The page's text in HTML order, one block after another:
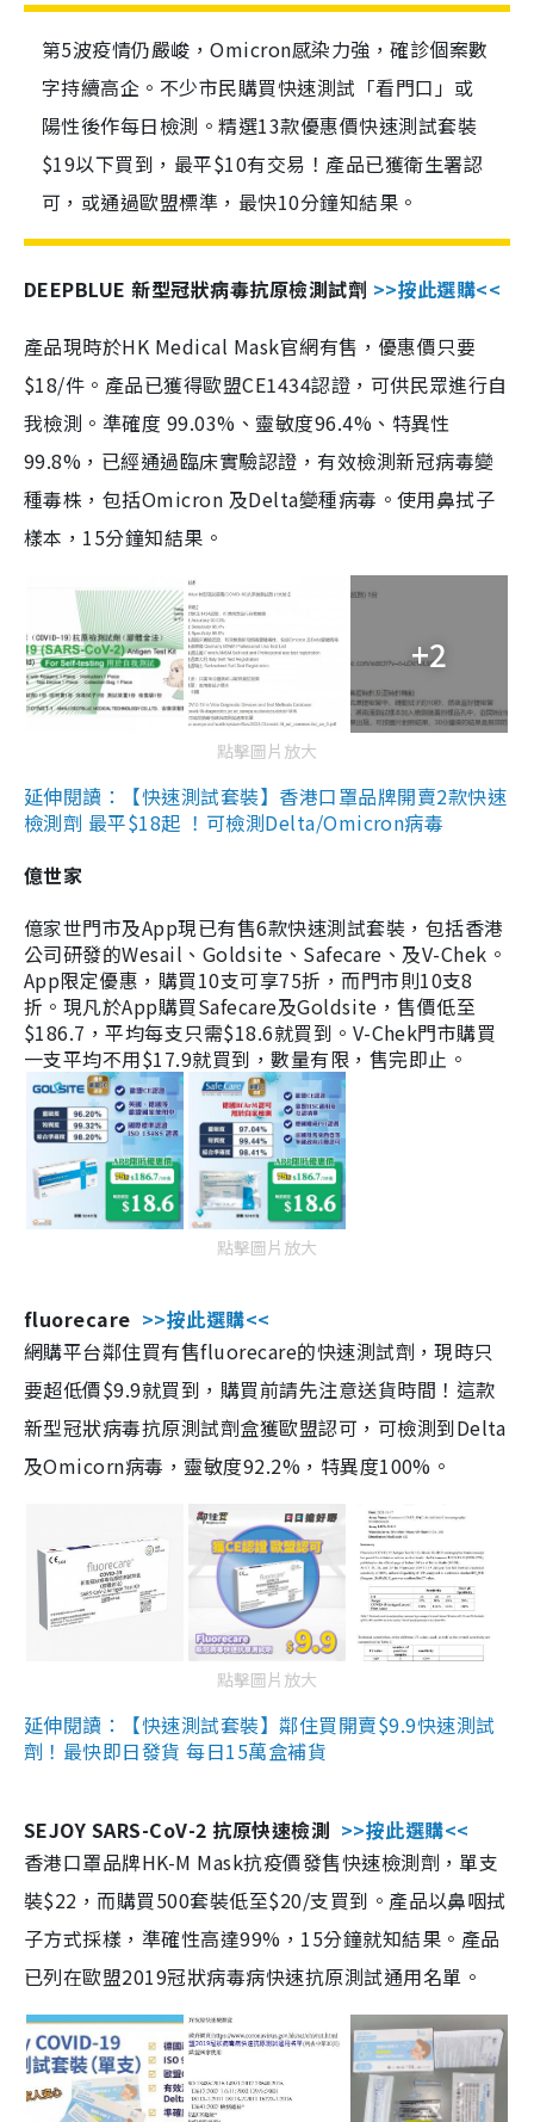
第5波疫情仍嚴峻，Omicron感染力強，確診個案數
字持續高企。不少市民購買快速測試「看門口」或
陽性後作每日檢測。精選13款優惠價快速測試套裝
$19以下買到，最平$10有交易！產品已獲衛生署認
可，或通過歐盟標準，最快10分鐘知結果。
DEEPBLUE 新型冠狀病毒抗原檢測試劑 >>按此選購<<
產品現時於HK Medical Mask官網有售，優惠價只要
$18/件。產品已獲得歐盟CE1434認證，可供民眾進行自
我檢測。準確度 99.03%、靈敏度96.4%、特異性
99.8%，已經通過臨床實驗認證，有效檢測新冠病毒變
種毒株，包括Omicron 及Delta變種病毒。使用鼻拭子
樣本，15分鐘知結果。
+2
點擊圖片放大
延伸閱讀：【快速測試套裝】香港口罩品牌開賣2款快速
檢測劑 最平$18起 ！可檢測Delta/Omicron病毒
億世家
億家世門市及App現已有售6款快速測試套裝，包括香港
公司研發的Wesail、Goldsite、Safecare、及V-Chek。
App限定優惠，購買10支可享75折，而門市則10支8
折。現凡於App購買Safecare及Goldsite，售價低至
$186.7，平均每支只需$18.6就買到。V-Chek門市購買
一支平均不用$17.9就買到，數量有限，售完即止。
點擊圖片放大
fluorecare >>按此選購<<
網購平台鄰住買有售fluorecare的快速測試劑，現時只
要超低價$9.9就買到，購買前請先注意送貨時間！這款
新型冠狀病毒抗原測試劑盒獲歐盟認可，可檢測到Delta
及Omicorn病毒，靈敏度92.2%，特異度100%。
點擊圖片放大
延伸閱讀：【快速測試套裝】鄰住買開賣$9.9快速測試
劑！最快即日發貨 每日15萬盒補貨
SEJOY SARS-CoV-2 抗原快速檢測 >>按此選購<<
香港口罩品牌HK-M Mask抗疫價發售快速檢測劑，單支
裝$22，而購買500套裝低至$20/支買到。產品以鼻咽拭
子方式採樣，準確性高達99%，15分鐘就知結果。產品
已列在歐盟2019冠狀病毒病快速抗原測試通用名單。